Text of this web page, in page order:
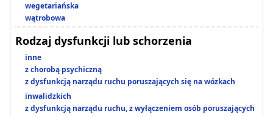
wegetariańska
wątrobowa
Rodzaj dysfunkcji lub schorzenia
inne
z chorobą psychiczną
z dysfunkcją narządu ruchu poruszających się na wózkach
inwalidzkich
z dysfunkcją narządu ruchu, z wyłączeniem osób poruszających